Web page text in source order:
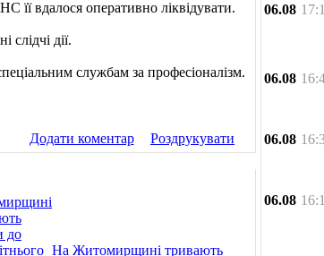
її вдалося оперативно ліквідувати.
слідчі дії.
службам за професіоналізм.
Додати коментар
Роздрукувати
На Житомирщині тривають
06.08
06.08
06.08
06.08